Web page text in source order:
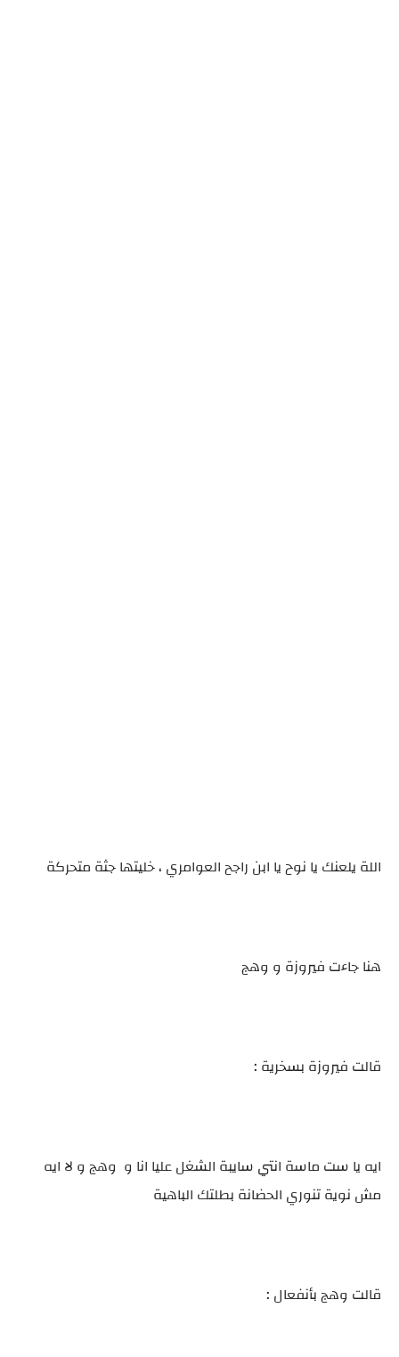
اللة يلعنك يا نوح يا ابن راجح العوامري ، خليتها جثة متحركة
هنا جاءت فيروزة و وهج
قالت فيروزة بسخرية :
ايه يا ست ماسة انتي سايبة الشغل عليا انا و وهج و لا ايه
مش نوية تنوري الحضانة بطلتك الباهية
قالت وهج بأنفعال :